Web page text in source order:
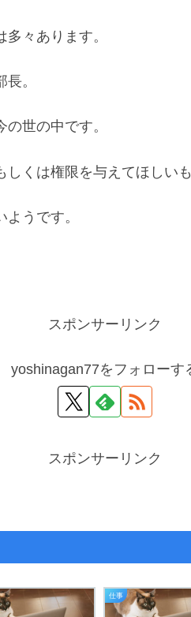
々あります。
。
世の中です。
くは権限を与えてほしいも
うです。
スポンサーリンク
yoshinagan77をフォローす
スポンサーリンク
仕事